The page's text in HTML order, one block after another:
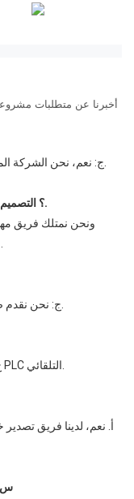
أخبرنا عن متطلبات
س: هل يمكنك قبول OEM؟ التصميم والتصنيع وفقًا لصورتنا.
أ. نعم، لدينا فريق تصدير
س: